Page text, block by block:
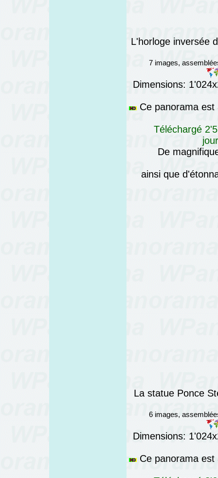
L'horloge inversée
7 images,
Dimensions:
Ce panorama est
Téléchargé
De
ainsi que
La statue Ponce
6 images,
Dimensions:
Ce panorama est